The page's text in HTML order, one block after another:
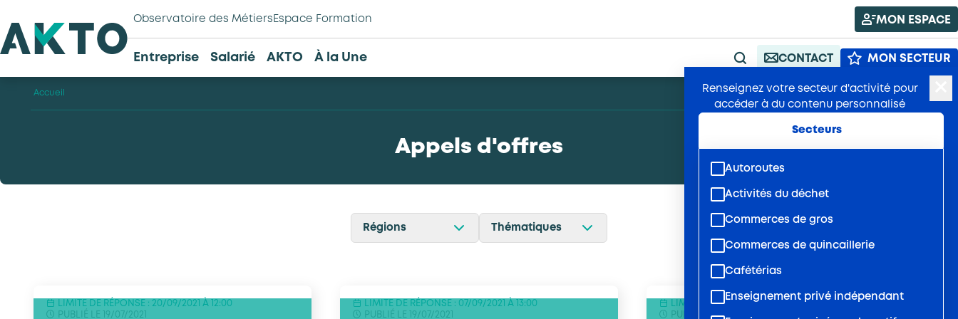
Observatoire des Métiers Espace Formation MON ESPACE
Entreprise Salarié AKTO À la Une
RECHERCHE
CONTACT MON SECTEUR
Renseignez votre secteur d'activité pour
accéder à du contenu personnalisé
Secteurs
Autoroutes
Activités du déchet
Commerces de gros
Commerces de quincaillerie
Cafétérias
Enseignement privé indépendant
Accueil A+ A-
Appels d'offres
Régions Thématiques
Communication
LIMITE DE RÉPONSE : 20/09/2021 À 12:00
PUBLIÉ LE 19/07/2021
LIMITE DE RÉPONSE : 07/09/2021 À 13:00
PUBLIÉ LE 19/07/2021
LIMITE DE RÉPONSE : 10/09/2021 À 12:00
PUBLIÉ LE 16/07/2021